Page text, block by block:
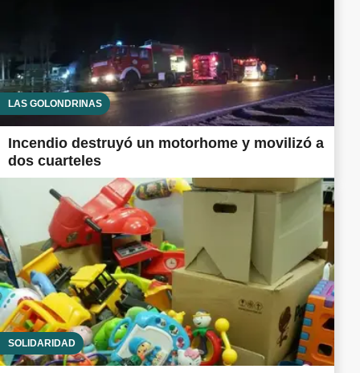
LAS GOLONDRINAS
Incendio destruyó un motorhome y movilizó a
dos cuarteles
SOLIDARIDAD